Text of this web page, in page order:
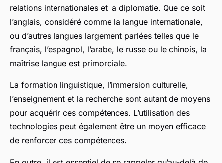
relations internationales et la diplomatie. Que ce soit
l’anglais, considéré comme la langue internationale,
ou d’autres langues largement parlées telles que le
français, l’espagnol, l’arabe, le russe ou le chinois, la
maîtrise langue est primordiale.
La formation linguistique, l’immersion culturelle,
l’enseignement et la recherche sont autant de moyens
pour acquérir ces compétences. L’utilisation des
technologies peut également être un moyen efficace
de renforcer ces compétences.